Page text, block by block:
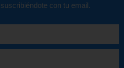
con tu email.